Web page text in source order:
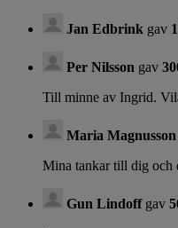
Jan Edbrink gav
Per Nilsson gav
Till minne av Ingrid.
Maria Magnusson
Mina tankar till dig och
Gun Lindoffgav